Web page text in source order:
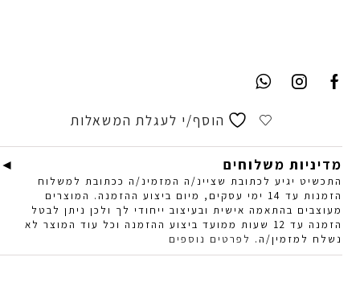
הוסף/י לעגלת המשאלות
מדיניות משלוחים
התכשיט יגיע לכתובת שציינ/ה המזמינ/ה ככתובת למשלוח
הזמנות עד 14 ימי עסקים, מיום ביצוע ההזמנה. המוצרים
מעוצבים בהתאמה אישית ובעיצוב ייחודי לך ולכן ניתן לבטל
הזמנה עד 12 שעות ממועד ביצוע ההזמנה וכל עוד המוצר לא
נשלח למזמין/ה. לפרטים נוספים